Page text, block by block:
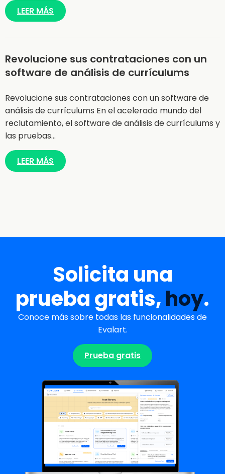
LEER MÁS
Revolucione sus contrataciones con un
software de análisis de currículums
Revolucione sus contrataciones con un software de
análisis de currículums En el acelerado mundo del
reclutamiento, el software de análisis de currículums y
las pruebas…
LEER MÁS
Solicita una
prueba gratis,hoy.
Conoce más sobre todas las funcionalidades de
Evalart.
Prueba gratis